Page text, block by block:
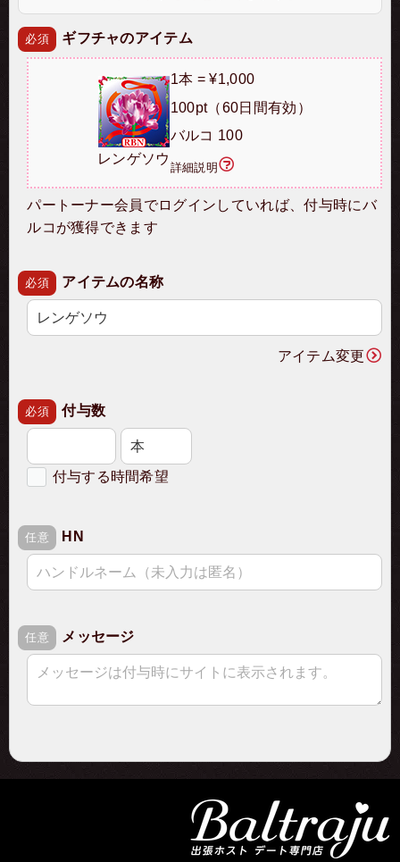
必須 ギフチャのアイテム
レンゲソウ
1本 = ¥1,000
100pt（60日間有効）
バルコ 100
詳細説明
パートーナー会員でログインしていれば、付与時にバ
ルコが獲得できます
必須 アイテムの名称
アイテム変更
必須 付与数
付与する時間希望
必須 希望の付与時間
任意 HN
任意 メッセージ
ご注文に関するご入力